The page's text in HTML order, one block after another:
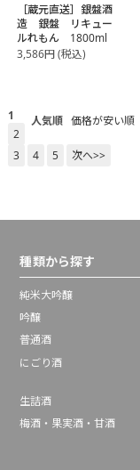
［蔵元直送］銀盤酒
造 銀盤 リキュー
ルれもん 1800ml
3,586円(税込)
人気順 価格が安い順
1
2
3
4 5 次へ>>
種類から探す
純米大吟醸
吟醸
普通酒
にごり酒
生詰酒
梅酒・果実酒・甘酒